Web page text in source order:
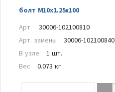
болт M10x1.25x100
Арт.
30006-102100810
Арт. замены
30006-102100840
В узле
1 шт.
Вес
0.073 кг